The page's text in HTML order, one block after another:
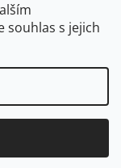
souhlas s jejich
Group, s.r.o.